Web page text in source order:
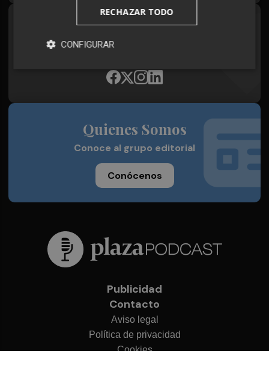
Síguenos en redes
Plaza Podcast, desde cualquier medio
Quienes Somos
Conoce al grupo editorial
Conócenos
Publicidad
Contacto
Aviso legal
Política de privacidad
Cookies
RECHAZAR TODO
CONFIGURAR